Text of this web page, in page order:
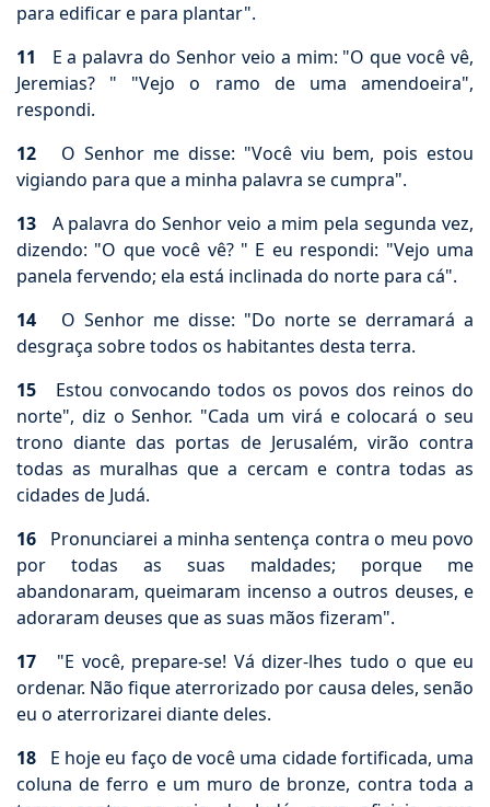
para edificar e para plantar".
11 E a palavra do Senhor veio a mim: "O que você vê,
Jeremias? " "Vejo o ramo de uma amendoeira",
respondi.
12 O Senhor me disse: "Você viu bem, pois estou
vigiando para que a minha palavra se cumpra".
13 A palavra do Senhor veio a mim pela segunda vez,
dizendo: "O que você vê? " E eu respondi: "Vejo uma
panela fervendo; ela está inclinada do norte para cá".
14 O Senhor me disse: "Do norte se derramará a
desgraça sobre todos os habitantes desta terra.
15 Estou convocando todos os povos dos reinos do
norte", diz o Senhor. "Cada um virá e colocará o seu
trono diante das portas de Jerusalém, virão contra
todas as muralhas que a cercam e contra todas as
cidades de Judá.
16 Pronunciarei a minha sentença contra o meu povo
por todas as suas maldades; porque me
abandonaram, queimaram incenso a outros deuses, e
adoraram deuses que as suas mãos fizeram".
17 "E você, prepare-se! Vá dizer-lhes tudo o que eu
ordenar. Não fique aterrorizado por causa deles, senão
eu o aterrorizarei diante deles.
18 E hoje eu faço de você uma cidade fortificada, uma
coluna de ferro e um muro de bronze, contra toda a